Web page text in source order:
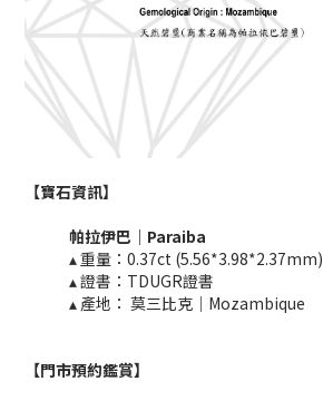
【寶石資訊】
帕拉伊巴 ｜ Paraiba
▴ 重量：0.37ct (5.56*3.98*2.37mm)​
▴ 證書：TDUGR證書
▴ 產地： 莫三比克｜Mozambique
【門市預約鑑賞】